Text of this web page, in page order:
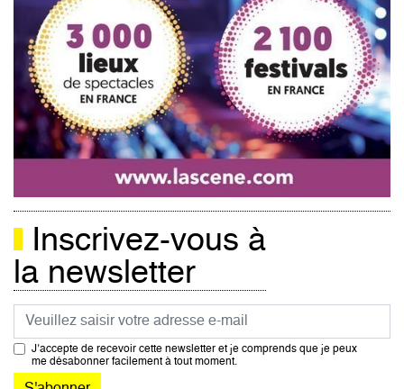
Inscrivez-vous à
la newsletter
Courriel
J’accepte de recevoir cette newsletter et je comprends que je peux
me désabonner facilement à tout moment.